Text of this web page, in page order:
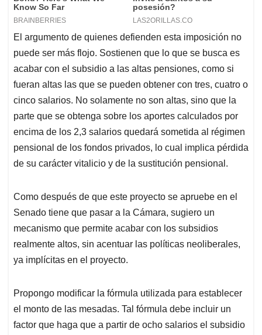
El argumento de quienes defienden esta imposición no
puede ser más flojo. Sostienen que lo que se busca es
acabar con el subsidio a las altas pensiones, como si
fueran altas las que se pueden obtener con tres, cuatro o
cinco salarios. No solamente no son altas, sino que la
parte que se obtenga sobre los aportes calculados por
encima de los 2,3 salarios quedará sometida al régimen
pensional de los fondos privados, lo cual implica pérdida
de su carácter vitalicio y de la sustitución pensional.
Como después de que este proyecto se apruebe en el
Senado tiene que pasar a la Cámara, sugiero un
mecanismo que permite acabar con los subsidios
realmente altos, sin acentuar las políticas neoliberales,
ya implícitas en el proyecto.
Propongo modificar la fórmula utilizada para establecer
el monto de las mesadas. Tal fórmula debe incluir un
factor que haga que a partir de ocho salarios el subsidio